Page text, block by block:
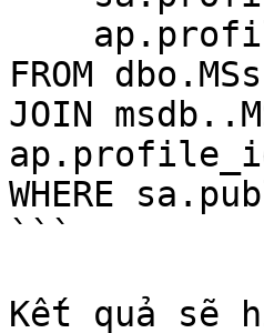
FROM
JOIN
WHERE
```
Kết quả sẽ